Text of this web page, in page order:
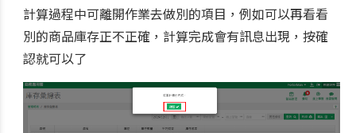
計算過程中可離開作業去做別的項目，例如可以再看看
別的商品庫存正不正確，計算完成會有訊息出現，按確
認就可以了